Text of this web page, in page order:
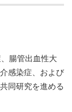
腸管出血性大
感染症、および
同研究を進める